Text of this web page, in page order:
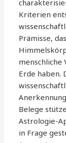
Kriterien
Prämisse,
menschliche
Erde haben.
Belege
Astrologie-
in Frage